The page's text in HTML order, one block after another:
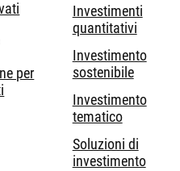
per
Investimenti
quantitativi
Investimento
sostenibile
Investimento
tematico
Soluzioni di
investimento